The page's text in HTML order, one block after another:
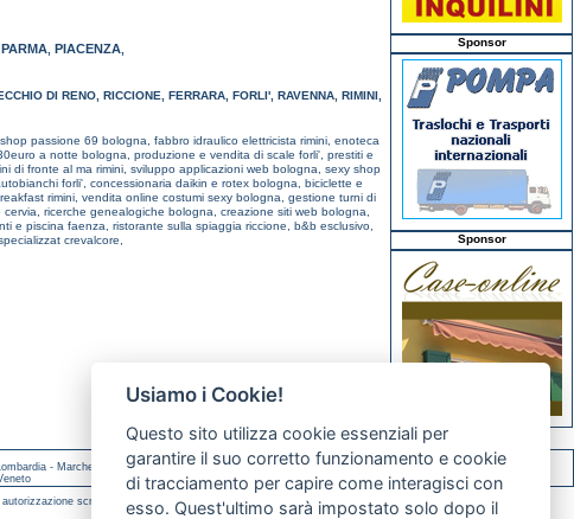
PARMA, PIACENZA,
DI RENO, RICCIONE, FERRARA, FORLI', RAVENNA, RIMINI,
passione 69 bologna, fabbro idraulico elettricista rimini, enoteca
a notte bologna, produzione e vendita di scale forli', prestiti e
di fronte al ma rimini, sviluppo applicazioni web bologna, sexy shop
forli', concessionaria daikin e rotex bologna, biciclette e
rimini, vendita online costumi sexy bologna, gestione turni di
ricerche genealogiche bologna, creazione siti web bologna,
e piscina faenza, ristorante sulla spiaggia riccione, b&b esclusivo,
crevalcore,
Sponsor
Sponsor
- Marche
Molise
scritta.
Usiamo i Cookie!
Questo sito utilizza cookie essenziali per
garantire il suo corretto funzionamento e cookie
di tracciamento per capire come interagisci con
esso. Quest'ultimo sarà impostato solo dopo il